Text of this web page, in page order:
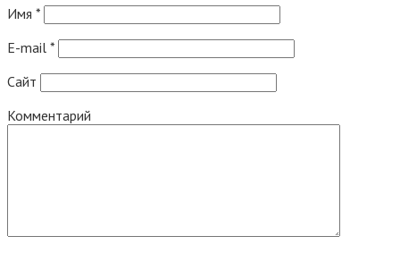
Имя *
E-mail *
Сайт
Комментарий